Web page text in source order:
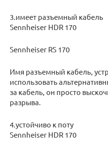
3.имеет разъемный кабель
Sennheiser HDR 170
Sennheiser RS 170
Имя разъемный кабель,
использовать
за кабель, он просто
разрыва.
4.устойчиво к поту
Sennheiser HDR 170